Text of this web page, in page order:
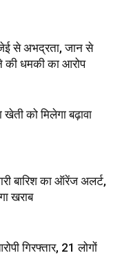
से अभद्रता, जान से
की धमकी का आरोप
खेती को मिलेगा बढ़ावा
बारिश का ऑरेंज अलर्ट,
खराब
गिरफ्तार, 21 लोगों